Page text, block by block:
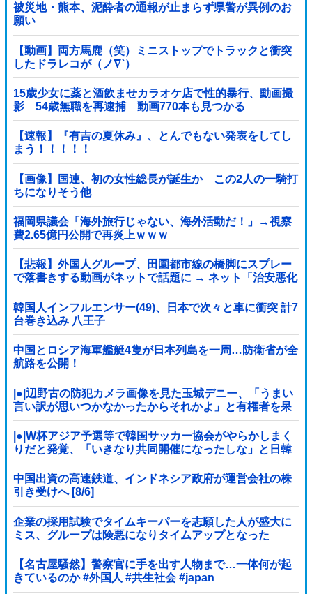
被災地・熊本、泥酔者の通報が止まらず県警が異例のお
願い
【動画】両方馬鹿（笑）ミニストップでトラックと衝突
したドラレコが（ノ∇`）
15歳少女に薬と酒飲ませカラオケ店で性的暴行、動画撮
影 54歳無職を再逮捕 動画770本も見つかる
【速報】『有吉の夏休み』、とんでもない発表をしてし
まう！！！！！
【画像】国連、初の女性総長が誕生か この2人の一騎打
ちになりそう他
福岡県議会「海外旅行じゃない、海外活動だ！」→視察
費2.65億円公開で再炎上ｗｗｗ
【悲報】外国人グループ、田園都市線の橋脚にスプレー
で落書きする動画がネットで話題に → ネット「治安悪化
の始まり」
韓国人インフルエンサー(49)、日本で次々と車に衝突 計7
台巻き込み 八王子
中国とロシア海軍艦艇4隻が日本列島を一周…防衛省が全
航路を公開！
|●|辺野古の防犯カメラ画像を見た玉城デニー、「うまい
言い訳が思いつかなかったからそれかよ」と有権者を呆
れさせるコメントを……
|●|W杯アジア予選等で韓国サッカー協会がやらかしまく
りだと発覚、「いきなり共同開催になったしな」と日韓
共催の件に言及する声も……
中国出資の高速鉄道、インドネシア政府が運営会社の株
引き受けへ [8/6]
企業の採用試験でタイムキーパーを志願した人が盛大に
ミス、グループは険悪になりタイムアップとなった
が……
【名古屋騒然】警察官に手を出す人物まで…一体何が起
きているのか #外国人 #共生社会 #japan